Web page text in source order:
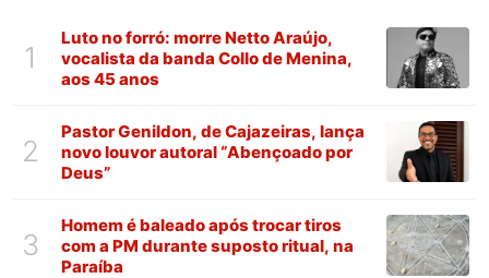
1
Luto no forró: morre Netto Araújo,
vocalista da banda Collo de Menina,
aos 45 anos
2
Pastor Genildon, de Cajazeiras, lança
novo louvor autoral “Abençoado por
Deus”
3
Homem é baleado após trocar tiros
com a PM durante suposto ritual, na
Paraíba